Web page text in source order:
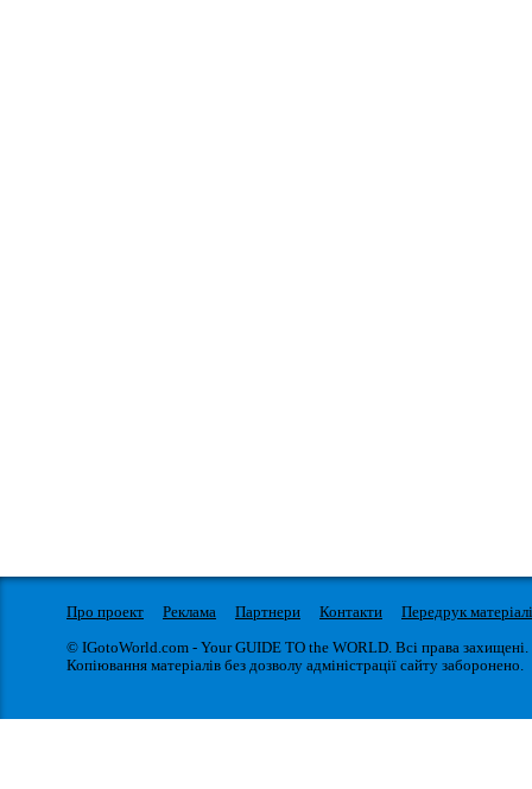
Про проект Реклама Партнери Контакти
Передрук
© IGotoWorld.com - Your GUIDE TO the WORLD. Всі права захищені.
Копіювання матеріалів без дозволу адміністрації сайту заборонено.